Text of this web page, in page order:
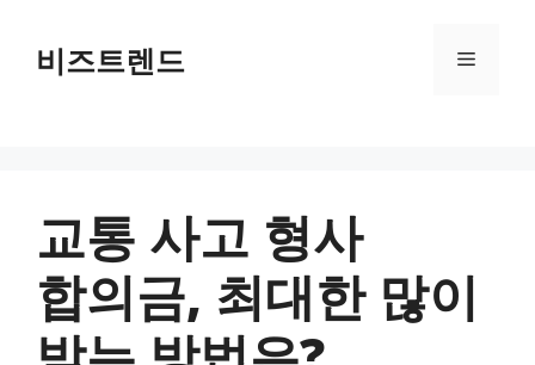
건너뛰기비즈트렌드 메뉴
교통 사고 형사
합의금, 최대한 많이